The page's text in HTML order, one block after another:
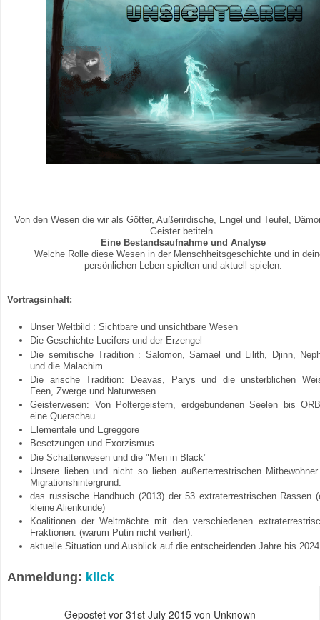
Von den Wesen die wir als Götter, Außerirdische, Engel und Teufel,
Geister betiteln.
Eine Bestandsaufnahme und Analyse
Welche Rolle diese Wesen in der Menschheitsgeschichte und in
persönlichen Leben spielten und aktuell spielen.
Vortragsinhalt:
Unser Weltbild : Sichtbare und unsichtbare Wesen
Die Geschichte Lucifers und der Erzengel
Die semitische Tradition : Salomon, Samael und Lilith, Djinn,
und die Malachim
Die arische Tradition: Deavas, Parys und die unsterblichen
Feen, Zwerge und Naturwesen
Geisterwesen: Von Poltergeistern, erdgebundenen Seelen bis
eine Querschau
Elementale und Egreggore
Besetzungen und Exorzismus
Die Schattenwesen und die "Men in Black"
Unsere lieben und nicht so lieben außerterrestrischen
Migrationshintergrund.
das russische Handbuch (2013) der 53 extraterrestrischen Rassen
kleine Alienkunde)
Koalitionen der Weltmächte mit den verschiedenen
Fraktionen. (warum Putin nicht verliert).
aktuelle Situation und Ausblick auf die entscheidenden Jahre bis 2024
Anmeldung: klick
Gepostet vor 31st July 2015 von Unknown